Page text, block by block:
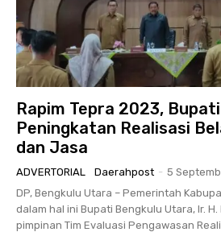
Rapim Tepra 2023,
Peningkatan Realisasi
dan Jasa
ADVERTORIAL Daerahpost - 5
DP, Bengkulu Utara – Pemerintah
dalam hal ini Bupati Bengkulu Utara, Ir.
pimpinan Tim Evaluasi Pengawasan